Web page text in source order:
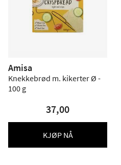
Amisa
Knekkebrød m. kikerter Ø -
100 g
37,00
KJØP NÅ